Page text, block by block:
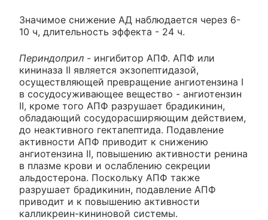
Значимое снижение АД наблюдается через 6-
10 ч, длительность эффекта - 24 ч.
Периндоприл - ингибитор АПФ. АПФ или
кининаза II является экзопептидазой,
осуществляющей превращение ангиотензина I
в сосудосуживающее вещество - ангиотензин
II, кроме того АПФ разрушает брадикинин,
обладающий сосудорасширяющим действием,
до неактивного гектапептида. Подавление
активности АПФ приводит к снижению
ангиотензина II, повышению активности ренина
в плазме крови и ослаблению секреции
альдостерона. Поскольку АПФ также
разрушает брадикинин, подавление АПФ
приводит и к повышению активности
калликреин-кининовой системы.